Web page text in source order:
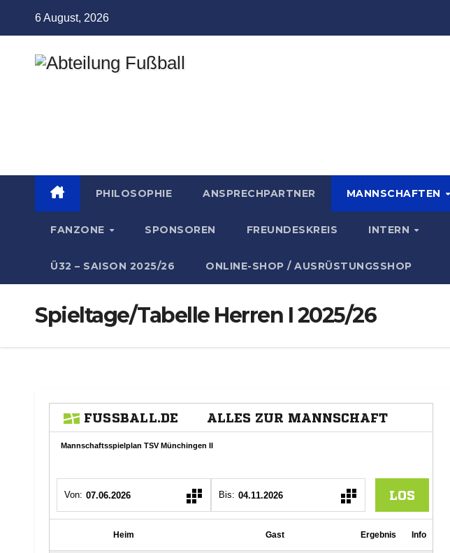
6 August, 2026
PHILOSOPHIE ANSPRECHPARTNER MANNSCHAFTEN
FANZONE SPONSOREN FREUNDESKREIS INTERN
Ü32 – SAISON 2025/26 ONLINE-SHOP / AUSRÜSTUNGSSHOP
Spieltage/Tabelle Herren I 2025/26